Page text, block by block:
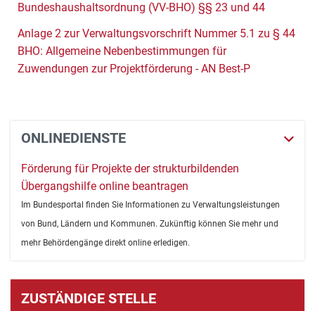
Bundeshaushaltsordnung (VV-BHO) §§ 23 und 44
Anlage 2 zur Verwaltungsvorschrift Nummer 5.1 zu § 44
BHO: Allgemeine Nebenbestimmungen für
Zuwendungen zur Projektförderung - AN Best-P
ONLINEDIENSTE
Förderung für Projekte der strukturbildenden
Übergangshilfe online beantragen
Im Bundesportal finden Sie Informationen zu Verwaltungsleistungen
von Bund, Ländern und Kommunen. Zukünftig können Sie mehr und
mehr Behördengänge direkt online erledigen.
ZUSTÄNDIGE STELLE